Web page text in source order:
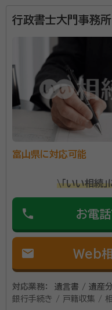
吉村征一郎
代表 特定行
政書士・相続診断士事務所
事務所口コミ（抜粋）：
満足度 4.0
ご利用
面談の感想
細かいところまで説明をもら
契約後の感想
行政書士事務所
社設立支援など多様な
ない厚みのあるアドバ
始しているときは、相
を行い、相続人の確定
す。さらに相続登記や
資格等：
行政書士、その他（
所属団体： 富山県行政書士
行政書士大門事務所
富山県に対応可能
\「いい相続
phone お電
mail Web
対応業務：
遺言書 / 遺産
銀行手続き / 戸籍収集 /